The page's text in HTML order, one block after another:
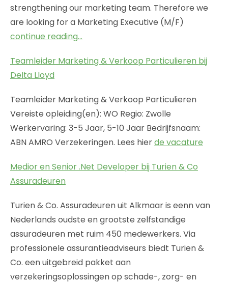
strengthening our marketing team. Therefore we
are looking for a Marketing Executive (M/F)
continue reading…
Teamleider Marketing & Verkoop Particulieren bij
Delta Lloyd
Teamleider Marketing & Verkoop Particulieren
Vereiste opleiding(en): WO Regio: Zwolle
Werkervaring: 3-5 Jaar, 5-10 Jaar Bedrijfsnaam:
ABN AMRO Verzekeringen. Lees hierde vacature
Medior en Senior .Net Developer bij Turien & Co
Assuradeuren
Turien & Co. Assuradeuren uit Alkmaar is eenn van
Nederlands oudste en grootste zelfstandige
assuradeuren met ruim 450 medewerkers. Via
professionele assurantieadviseurs biedt Turien &
Co. een uitgebreid pakket aan
verzekeringsoplossingen op schade-, zorg- en